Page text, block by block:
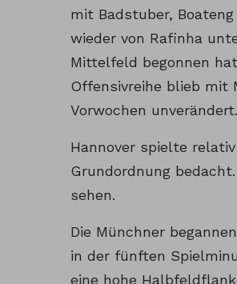
mit Badstuber,
wieder von Rafinha
Mittelfeld begonnen
Offensivreihe blieb mit
Vorwochen unverändert.
Hannover spielte
Grundordnung
sehen.
Die Münchner
in der fünften
eine hohe